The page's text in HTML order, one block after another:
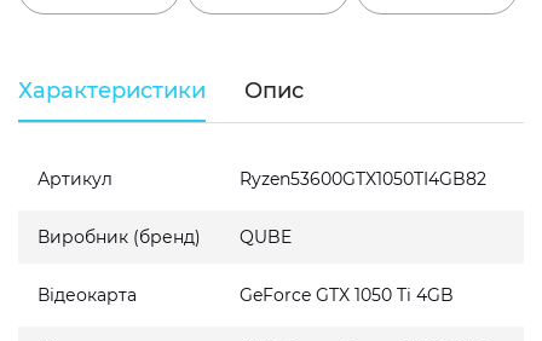
Характеристики Опис
Артикул Ryzen53600GTX1050TI4GB82
Виробник (бренд) QUBE
Відеокарта GeForce GTX 1050 Ti 4GB